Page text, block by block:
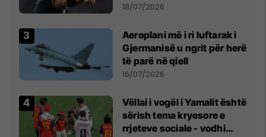
18/07/2026
Aeroplani më i ri luftarak i
Gjermanisë u ngrit për herë
të parë në qiell
16/07/2026
Vëllai i vogël i Yamalit është
sërish tema kryesore e
rrjeteve sociale - vodhi